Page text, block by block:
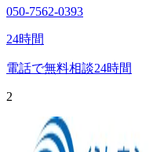
050-7562-0393
24時間
電話で無料相談24時間
2